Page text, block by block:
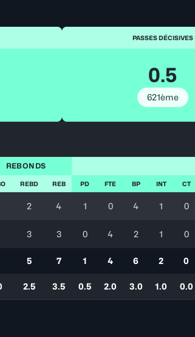
PASSES DÉCISIVES
0.5
621ème
REBONDS
REBD REB PD FTE BP INT CT
2 4 1 0 4 1 0
3 3 0 4 2 1 0
5 7 1 4 6 2 0
2.5 3.5 0.5 2.0 3.0 1.0 0.0